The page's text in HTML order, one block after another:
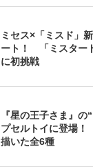
ミセス×「ミスド」
ート！ 「ミスター
に初挑戦
『星の王子さま』
プセルトイに登場
描いた全6種